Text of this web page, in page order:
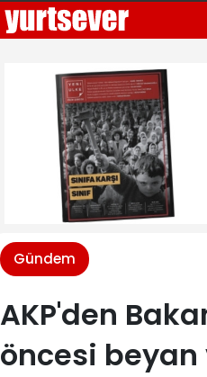
Gündem
AKP'den
öncesi